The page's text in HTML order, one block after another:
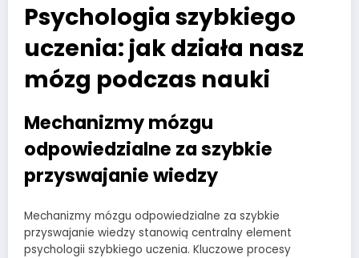
Psychologia szybkiego
uczenia: jak działa nasz
mózg podczas nauki
Mechanizmy mózgu
odpowiedzialne za szybkie
przyswajanie wiedzy
Mechanizmy mózgu odpowiedzialne za szybkie
przyswajanie wiedzy stanowią centralny element
psychologii szybkiego uczenia. Kluczowe procesy